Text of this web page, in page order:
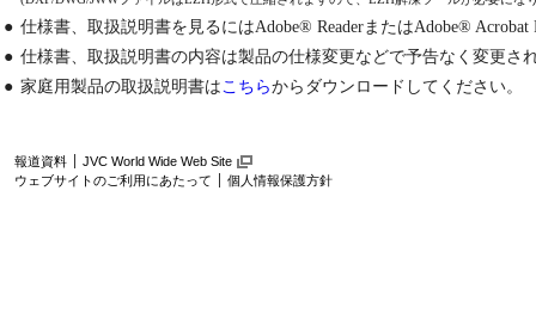
● 仕様書、取扱説明書を見るにはAdobe® ReaderまたはAdobe® Acrobat
● 仕様書、取扱説明書の内容は製品の仕様変更などで予告なく変更さ
● 家庭用製品の取扱説明書はこちらからダウンロードしてください。
報道資料
JVC World Wide Web Site
ウェブサイトのご利用にあたって
個人情報保護方針